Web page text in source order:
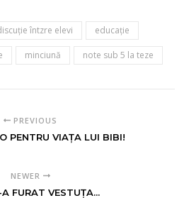
întzre elevi educaţie
minciună note sub 5 la teze
PREVIOUS
PENTRU VIAŢA LUI BIBI!
NEWER
FURAT VESTUŢA...